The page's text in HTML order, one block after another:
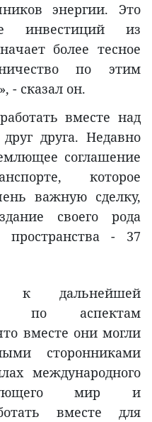
энергии. Это
инвестиций из
более тесное
по этим
- сказал он.
вместе над
друга. Недавно
соглашение
которое
важную сделку,
своего рода
пространства - 37
к дальнейшей
по аспектам
вместе они могли
сторонниками
международного
мир и
вместе для